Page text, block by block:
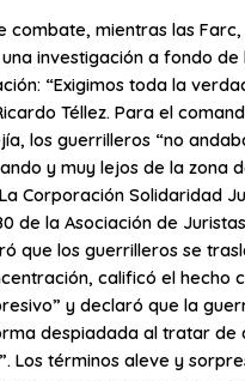
combate, mientras las
investigación a fondo de
“Exigimos toda la
Téllez. Para el
los guerrilleros “no
y muy lejos de la zona
Corporación Solidaridad
de la Asociación de Juristas
que los guerrilleros se
calificó el hecho
y declaró que la
despiadada al tratar de
Los términos aleve y